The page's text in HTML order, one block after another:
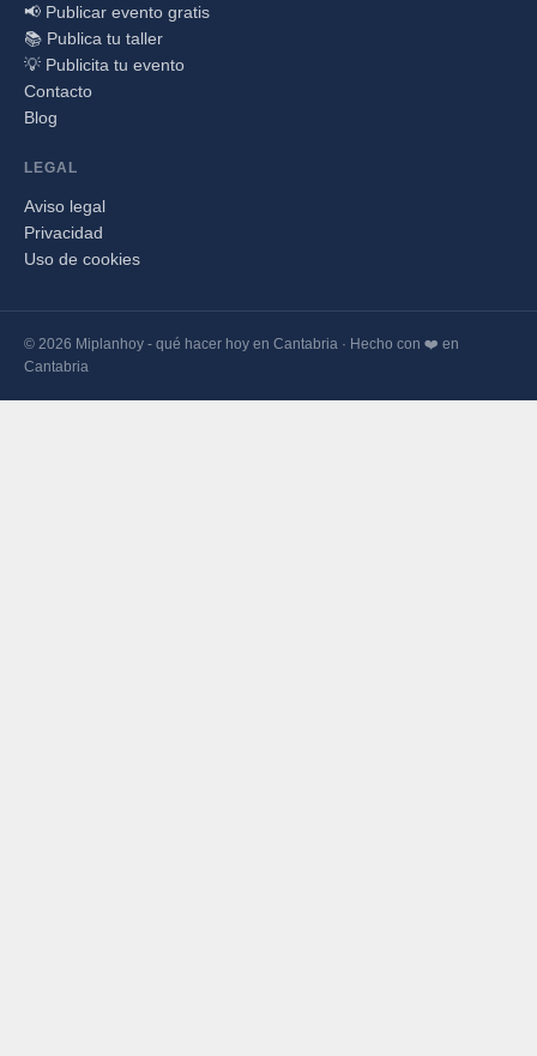
📢 Publicar evento gratis
📚 Publica tu taller
💡 Publicita tu evento
Contacto
Blog
LEGAL
Aviso legal
Privacidad
Uso de cookies
© 2026 Miplanhoy - qué hacer hoy en Cantabria · Hecho con ❤️ en
Cantabria